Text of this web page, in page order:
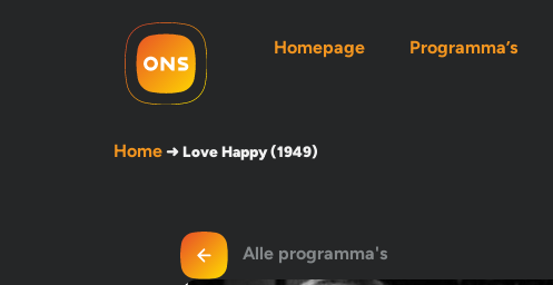
Homepage Programma’s
Home➜Love Happy (1949)
Alle programma's